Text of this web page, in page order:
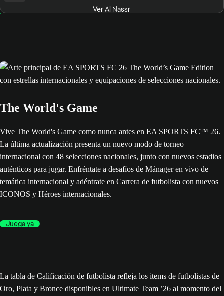
Ver Al Nassr
The World's Game
Vive The World's Game como nunca antes en EA SPORTS FC™ 26.
La última actualización presenta un nuevo modo de torneo
internacional con 48 selecciones nacionales, junto con nuevos estadios
auténticos para jugar. Enfréntate a desafíos de Mánager en vivo de
temática internacional y adéntrate en Carrera de futbolista con nuevos
ICONOS y Héroes internacionales.
Juega ya
La tabla de Calificación de futbolista refleja los items de futbolistas de
Oro, Plata y Bronce disponibles en Ultimate Team ’26 al momento del